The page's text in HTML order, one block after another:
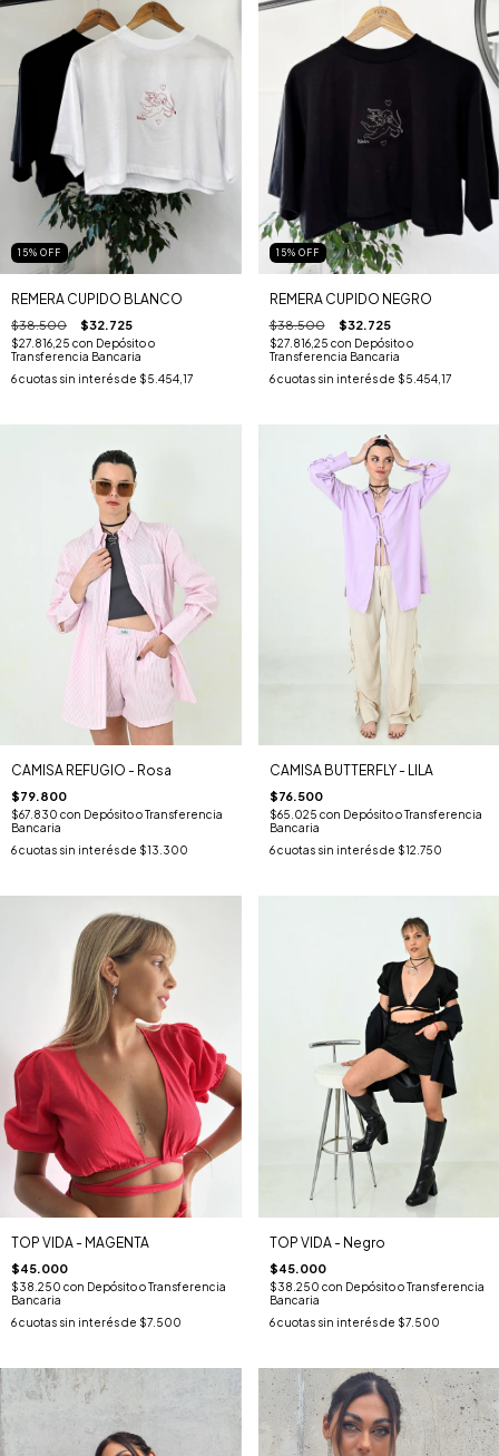
15% OFF
REMERA CUPIDO BLANCO
$38.500 $32.725
$27.816,25 con Depósito o
Transferencia Bancaria
6cuotas sin interés de $5.454,17
15% OFF
REMERA CUPIDO NEGRO
$38.500 $32.725
$27.816,25 con Depósito o
Transferencia Bancaria
6 cuotas sin interés de $5.454,17
CAMISA REFUGIO - Rosa
$79.800
$67.830 con Depósito o Transferencia
Bancaria
6cuotas sin interés de $13.300
CAMISA BUTTERFLY - LILA
$76.500
$65.025 con Depósito o Transferencia
Bancaria
6 cuotas sin interés de $12.750
TOP VIDA - MAGENTA
$45.000
$38.250 con Depósito o Transferencia
Bancaria
6cuotas sin interés de $7.500
TOP VIDA - Negro
$45.000
$38.250 con Depósito o Transferencia
Bancaria
6 cuotas sin interés de $7.500